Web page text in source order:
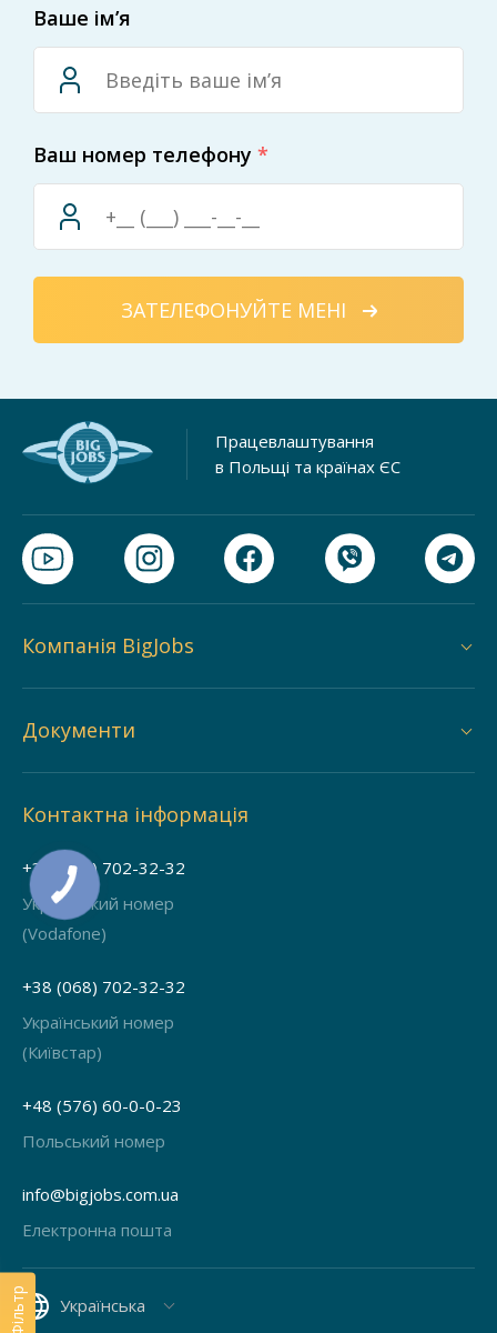
Фільтр
Ваше ім’я
Ваш номер телефону *
ЗАТЕЛЕФОНУЙТЕ МЕНІ
Працевлаштування
в Польщі та країнах ЄС
Компанія BigJobs
Документи
Контактна інформація
+38 (066) 702-32-32
Український номер
(Vodafone)
+38 (068) 702-32-32
Український номер
(Київстар)
+48 (576) 60-0-0-23
Польський номер
info@bigjobs.com.ua
Електронна пошта
Українська